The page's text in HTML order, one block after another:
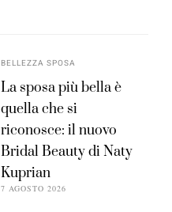
BELLEZZA SPOSA
La sposa più bella è
quella che si
riconosce: il nuovo
Bridal Beauty di Naty
Kuprian
7 AGOSTO 2026